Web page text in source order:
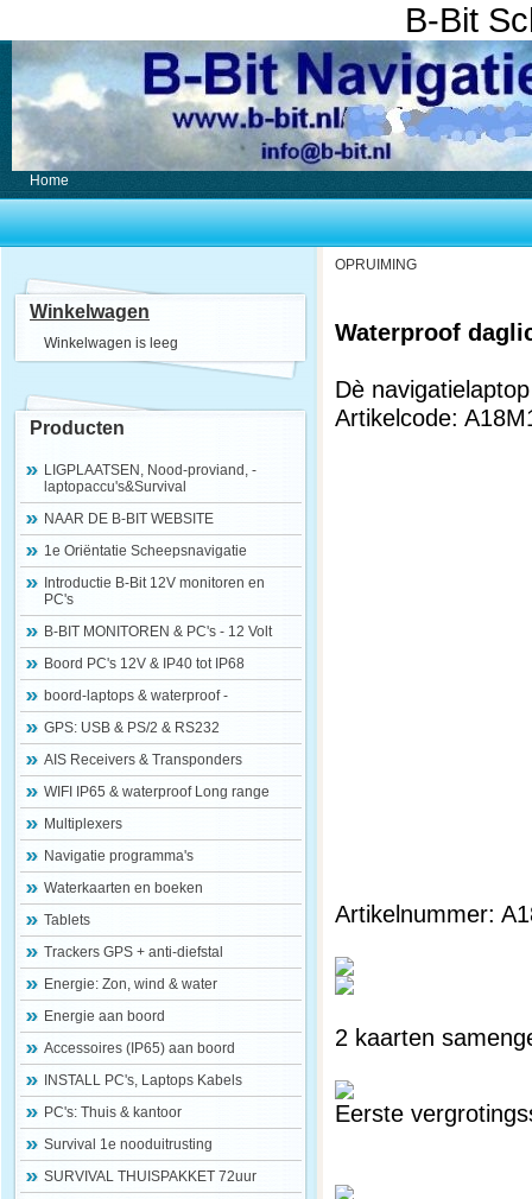
B-Bit
Home
Winkelwagen
Winkelwagen is leeg
Producten
LIGPLAATSEN, Nood-proviand, -
laptopaccu's&Survival
NAAR DE B-BIT WEBSITE
1e Oriëntatie Scheepsnavigatie
Introductie B-Bit 12V monitoren en
PC's
B-BIT MONITOREN & PC's - 12 Volt
Boord PC's 12V & IP40 tot IP68
boord-laptops & waterproof -
GPS: USB & PS/2 & RS232
AIS Receivers & Transponders
WIFI IP65 & waterproof Long range
Multiplexers
Navigatie programma's
Waterkaarten en boeken
Tablets
Trackers GPS + anti-diefstal
Energie: Zon, wind & water
Energie aan boord
Accessoires (IP65) aan boord
INSTALL PC's, Laptops Kabels
PC's: Thuis & kantoor
Survival 1e nooduitrusting
SURVIVAL THUISPAKKET 72uur
OPRUIMING
Waterproof
Dè
Artikelcode:
Artikelnummer:
2 kaarten
Eerste